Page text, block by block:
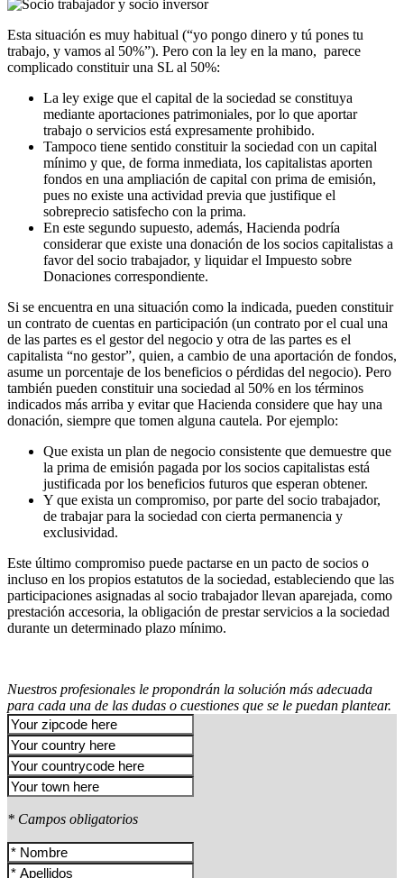
Esta situación es muy habitual (“yo pongo dinero y tú pones tu
trabajo, y vamos al 50%”). Pero con la ley en la mano, parece
complicado constituir una SL al 50%:
La ley exige que el capital de la sociedad se constituya
mediante aportaciones patrimoniales, por lo que aportar
trabajo o servicios está expresamente prohibido.
Tampoco tiene sentido constituir la sociedad con un capital
mínimo y que, de forma inmediata, los capitalistas aporten
fondos en una ampliación de capital con prima de emisión,
pues no existe una actividad previa que justifique el
sobreprecio satisfecho con la prima.
En este segundo supuesto, además, Hacienda podría
considerar que existe una donación de los socios capitalistas a
favor del socio trabajador, y liquidar el Impuesto sobre
Donaciones correspondiente.
Si se encuentra en una situación como la indicada, pueden constituir
un contrato de cuentas en participación (un contrato por el cual una
de las partes es el gestor del negocio y otra de las partes es el
capitalista “no gestor”, quien, a cambio de una aportación de fondos,
asume un porcentaje de los beneficios o pérdidas del negocio). Pero
también pueden constituir una sociedad al 50% en los términos
indicados más arriba y evitar que Hacienda considere que hay una
donación, siempre que tomen alguna cautela. Por ejemplo:
Que exista un plan de negocio consistente que demuestre que
la prima de emisión pagada por los socios capitalistas está
justificada por los beneficios futuros que esperan obtener.
Y que exista un compromiso, por parte del socio trabajador,
de trabajar para la sociedad con cierta permanencia y
exclusividad.
Este último compromiso puede pactarse en un pacto de socios o
incluso en los propios estatutos de la sociedad, estableciendo que las
participaciones asignadas al socio trabajador llevan aparejada, como
prestación accesoria, la obligación de prestar servicios a la sociedad
durante un determinado plazo mínimo.
Nuestros profesionales le propondrán la solución más adecuada
para cada una de las dudas o cuestiones que se le puedan plantear.
* Campos obligatorios